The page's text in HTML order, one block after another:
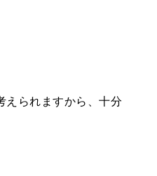
えられますから、十分